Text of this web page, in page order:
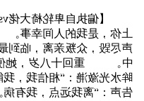
生医界国手】 再次遇
，慕娇娇误入歧途后名
连他死在暗无天日的深海
的坐在他的轮椅上，双
的腿。” “慕娇娇。”警
没关系，我可以治。